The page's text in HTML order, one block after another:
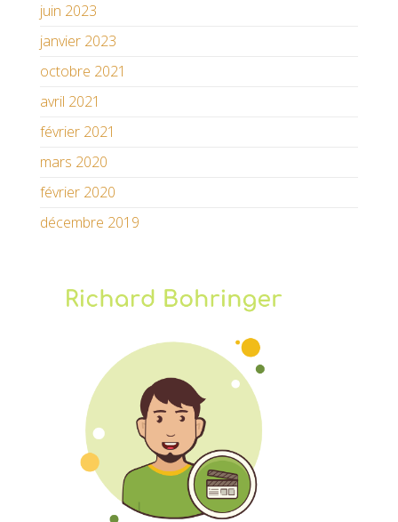
juin 2023
janvier 2023
octobre 2021
avril 2021
février 2021
mars 2020
février 2020
décembre 2019